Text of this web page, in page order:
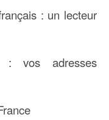
: un lecteur
vos adresses